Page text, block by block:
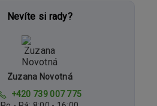
Nevíte si rady?
Zuzana Novotná
+420 739 007 775